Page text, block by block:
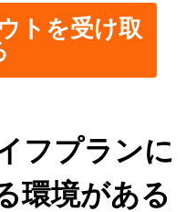
トを受け取
フプランに
環境がある